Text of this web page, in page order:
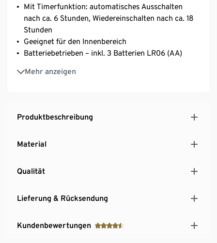
Mit Timerfunktion: automatisches Ausschalten
nach ca. 6 Stunden, Wiedereinschalten nach ca. 18
Stunden
Geeignet für den Innenbereich
Batteriebetrieben – inkl. 3 Batterien LR06 (AA)
Mehr anzeigen
Leuchtdauer mit einem Satz Batterien ca. 230
Produktbeschreibung
Material
Qualität
Lieferung & Rücksendung
Kundenbewertungen